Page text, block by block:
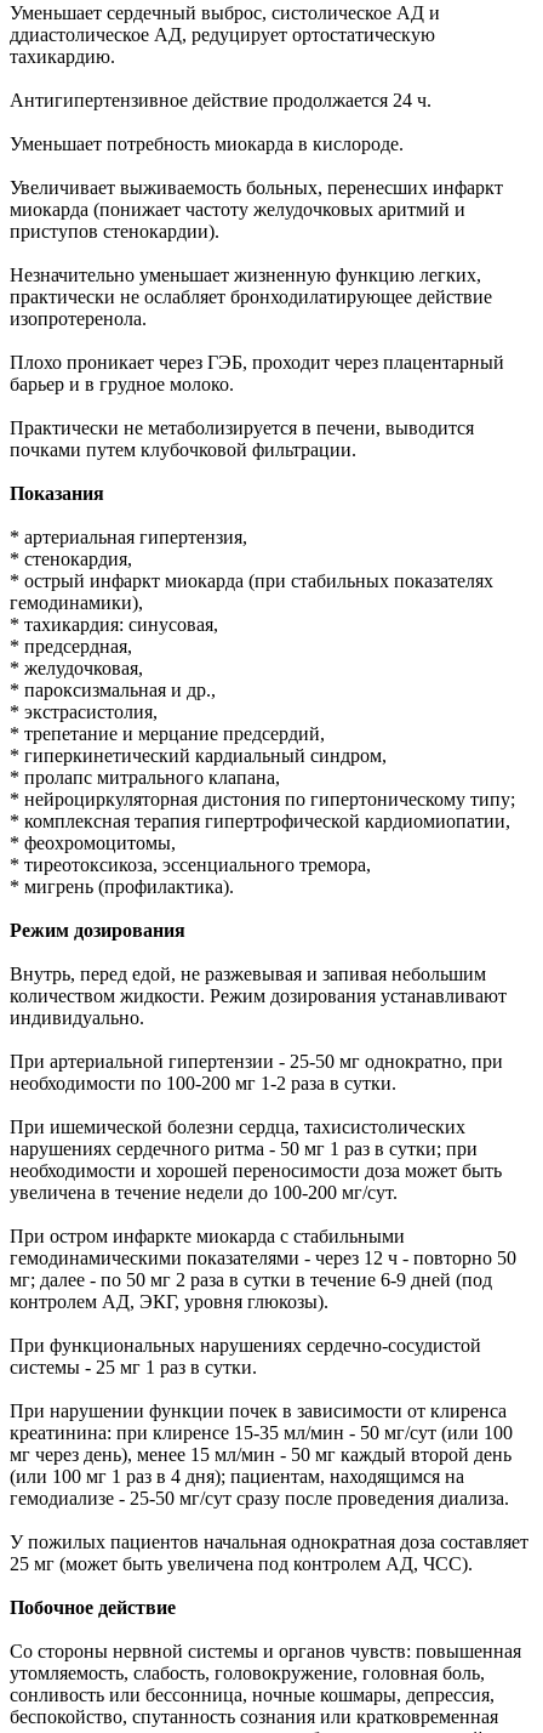
Уменьшает сердечный выброс, систолическое АД и
ддиастолическое АД, редуцирует ортостатическую
тахикардию.
Антигипертензивное действие продолжается 24 ч.
Уменьшает потребность миокарда в кислороде.
Увеличивает выживаемость больных, перенесших инфаркт
миокарда (понижает частоту желудочковых аритмий и
приступов стенокардии).
Незначительно уменьшает жизненную функцию легких,
практически не ослабляет бронходилатирующее действие
изопротеренола.
Плохо проникает через ГЭБ, проходит через плацентарный
барьер и в грудное молоко.
Практически не метаболизируется в печени, выводится
почками путем клубочковой фильтрации.
Показания
* артериальная гипертензия,
* стенокардия,
* острый инфаркт миокарда (при стабильных показателях
гемодинамики),
* тахикардия: синусовая,
* предсердная,
* желудочковая,
* пароксизмальная и др.,
* экстрасистолия,
* трепетание и мерцание предсердий,
* гиперкинетический кардиальный синдром,
* пролапс митрального клапана,
* нейроциркуляторная дистония по гипертоническому типу;
* комплексная терапия гипертрофической кардиомиопатии,
* феохромоцитомы,
* тиреотоксикоза, эссенциального тремора,
* мигрень (профилактика).
Режим дозирования
Внутрь, перед едой, не разжевывая и запивая небольшим
количеством жидкости. Режим дозирования устанавливают
индивидуально.
При артериальной гипертензии - 25-50 мг однократно, при
необходимости по 100-200 мг 1-2 раза в сутки.
При ишемической болезни сердца, тахисистолических
нарушениях сердечного ритма - 50 мг 1 раз в сутки; при
необходимости и хорошей переносимости доза может быть
увеличена в течение недели до 100-200 мг/сут.
При остром инфаркте миокарда с стабильными
гемодинамическими показателями - через 12 ч - повторно 50
мг; далее - по 50 мг 2 раза в сутки в течение 6-9 дней (под
контролем АД, ЭКГ, уровня глюкозы).
При функциональных нарушениях сердечно-сосудистой
системы - 25 мг 1 раз в сутки.
При нарушении функции почек в зависимости от клиренса
креатинина: при клиренсе 15-35 мл/мин - 50 мг/сут (или 100
мг через день), менее 15 мл/мин - 50 мг каждый второй день
(или 100 мг 1 раз в 4 дня); пациентам, находящимся на
гемодиализе - 25-50 мг/сут сразу после проведения диализа.
У пожилых пациентов начальная однократная доза составляет
25 мг (может быть увеличена под контролем АД, ЧСС).
Побочное действие
Со стороны нервной системы и органов чувств: повышенная
утомляемость, слабость, головокружение, головная боль,
сонливость или бессонница, ночные кошмары, депрессия,
беспокойство, спутанность сознания или кратковременная